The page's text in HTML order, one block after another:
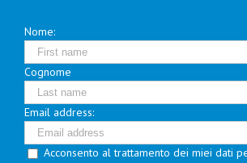
Nome:
Cognome
Email address:
Acconsento al trattamento dei miei dati